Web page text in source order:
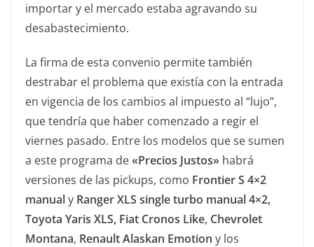
importar y el mercado estaba agravando su
desabastecimiento.
La firma de esta convenio permite también
destrabar el problema que existía con la entrada
en vigencia de los cambios al impuesto al “lujo”,
que tendría que haber comenzado a regir el
viernes pasado. Entre los modelos que se sumen
a este programa de«Precios Justos» habrá
versiones de las pickups, como Frontier S 4×2
manualy Ranger XLS single turbo manual 4×2,
Toyota Yaris XLS, Fiat Cronos Like, Chevrolet
Montana, Renault Alaskan Emotion y los